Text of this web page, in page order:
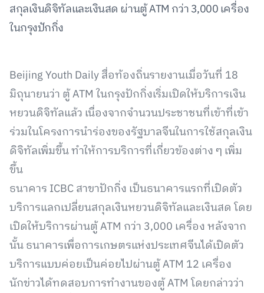
สกุลเงินดิจิทัลและเงินสด ผ่านตู้ ATM กว่า 3,000 เครื่อง
ในกรุงปักกิ่ง
Beijing Youth Daily สื่อท้องถิ่นรายงานเมื่อวันที่ 18
มิถุนายนว่า ตู้ ATM ในกรุงปักกิ่งเริ่มเปิดให้บริการเงิน
หยวนดิจิทัลแล้ว เนื่องจากจำนวนประชาชนที่เข้าที่เข้า
ร่วมในโครงการนำร่องของรัฐบาลจีนในการใช้สกุลเงิน
ดิจิทัลเพิ่มขึ้น ทำให้การบริการที่เกี่ยวข้องต่าง ๆ เพิ่ม
ขึ้น
ธนาคาร ICBC สาขาปักกิ่ง เป็นธนาคารแรกที่เปิดตัว
บริการแลกเปลี่ยนสกุลเงินหยวนดิจิทัลและเงินสด โดย
เปิดให้บริการผ่านตู้ ATM กว่า 3,000 เครื่อง หลังจาก
นั้น ธนาคารเพื่อการเกษตรแห่งประเทศจีนได้เปิดตัว
บริการแบบค่อยเป็นค่อยไปผ่านตู้ ATM 12 เครื่อง
นักข่าวได้ทดสอบการทำงานของตู้ ATM โดยกล่าวว่า